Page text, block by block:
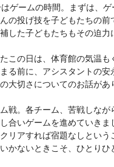
はゲームの時間。まずは、
の投げ技を子どもたちの前
した子どもたちもその迫力
この日は、体育館の気温も
る前に、アシスタントの安
大切さについてのお話があ
戦。各チーム、苦戦しなが
合いゲームを進めていき
リアすれば宿題なしとい
かないときこそ、ひとり